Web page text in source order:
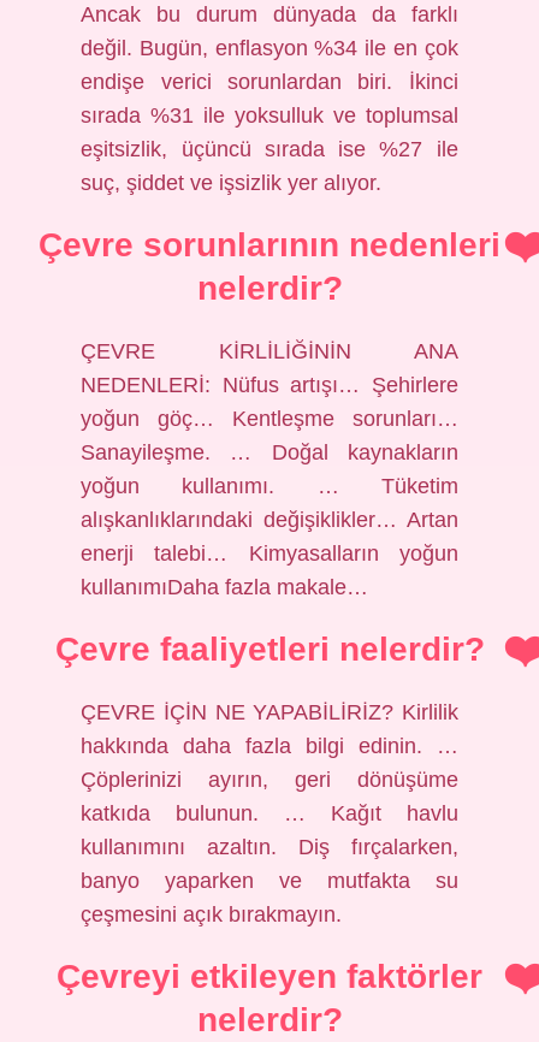
Ancak bu durum dünyada da farklı
değil. Bugün, enflasyon %34 ile en çok
endişe verici sorunlardan biri. İkinci
sırada %31 ile yoksulluk ve toplumsal
eşitsizlik, üçüncü sırada ise %27 ile
suç, şiddet ve işsizlik yer alıyor.
Çevre sorunlarının nedenleri
nelerdir?
ÇEVRE KİRLİLİĞİNİN ANA
NEDENLERİ: Nüfus artışı… Şehirlere
yoğun göç… Kentleşme sorunları…
Sanayileşme. … Doğal kaynakların
yoğun kullanımı. … Tüketim
alışkanlıklarındaki değişiklikler… Artan
enerji talebi… Kimyasalların yoğun
kullanımıDaha fazla makale…
Çevre faaliyetleri nelerdir?
ÇEVRE İÇİN NE YAPABİLİRİZ? Kirlilik
hakkında daha fazla bilgi edinin. …
Çöplerinizi ayırın, geri dönüşüme
katkıda bulunun. … Kağıt havlu
kullanımını azaltın. Diş fırçalarken,
banyo yaparken ve mutfakta su
çeşmesini açık bırakmayın.
Çevreyi etkileyen faktörler
nelerdir?